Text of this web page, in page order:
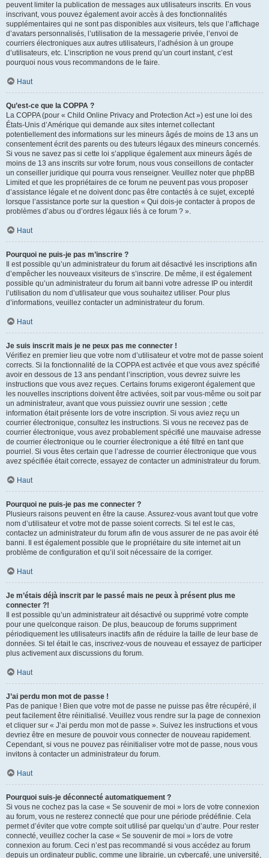
peuvent limiter la publication de messages aux utilisateurs inscrits. En vous
inscrivant, vous pouvez également avoir accès à des fonctionnalités
supplémentaires qui ne sont pas disponibles aux visiteurs, tels que l’affichage
d’avatars personnalisés, l’utilisation de la messagerie privée, l’envoi de
courriers électroniques aux autres utilisateurs, l’adhésion à un groupe
d’utilisateurs, etc. L’inscription ne vous prend qu’un court instant, c’est
pourquoi nous vous recommandons de le faire.
Haut
Qu’est-ce que la COPPA ?
La COPPA (pour « Child Online Privacy and Protection Act ») est une loi des
États-Unis d’Amérique qui demande aux sites internet collectant
potentiellement des informations sur les mineurs âgés de moins de 13 ans un
consentement écrit des parents ou des tuteurs légaux des mineurs concernés.
Si vous ne savez pas si cette loi s’applique également aux mineurs âgés de
moins de 13 ans inscrits sur votre forum, nous vous conseillons de contacter
un conseiller juridique qui pourra vous renseigner. Veuillez noter que phpBB
Limited et que les propriétaires de ce forum ne peuvent pas vous proposer
d’assistance légale et ne doivent donc pas être contactés à ce sujet, excepté
lorsque l’assistance porte sur la question « Qui dois-je contacter à propos de
problèmes d’abus ou d’ordres légaux liés à ce forum ? ».
Haut
Pourquoi ne puis-je pas m’inscrire ?
Il est possible qu’un administrateur du forum ait désactivé les inscriptions afin
d’empêcher les nouveaux visiteurs de s’inscrire. De même, il est également
possible qu’un administrateur du forum ait banni votre adresse IP ou interdit
l’utilisation du nom d’utilisateur que vous souhaitez utiliser. Pour plus
d’informations, veuillez contacter un administrateur du forum.
Haut
Je suis inscrit mais je ne peux pas me connecter !
Vérifiez en premier lieu que votre nom d’utilisateur et votre mot de passe soient
corrects. Si la fonctionnalité de la COPPA est activée et que vous avez spécifié
avoir en dessous de 13 ans pendant l’inscription, vous devrez suivre les
instructions que vous avez reçues. Certains forums exigeront également que
les nouvelles inscriptions doivent être activées, soit par vous-même ou soit par
un administrateur, avant que vous puissiez ouvrir une session ; cette
information était présente lors de votre inscription. Si vous aviez reçu un
courrier électronique, consultez les instructions. Si vous ne recevez pas de
courrier électronique, vous avez probablement spécifié une mauvaise adresse
de courrier électronique ou le courrier électronique a été filtré en tant que
pourriel. Si vous êtes certain que l’adresse de courrier électronique que vous
avez spécifiée était correcte, essayez de contacter un administrateur du forum.
Haut
Pourquoi ne puis-je pas me connecter ?
Plusieurs raisons peuvent en être la cause. Assurez-vous avant tout que votre
nom d’utilisateur et votre mot de passe soient corrects. Si tel est le cas,
contactez un administrateur du forum afin de vous assurer de ne pas avoir été
banni. Il est également possible que le propriétaire du site internet ait un
problème de configuration et qu’il soit nécessaire de la corriger.
Haut
Je m’étais déjà inscrit par le passé mais ne peux à présent plus me
connecter ?!
Il est possible qu’un administrateur ait désactivé ou supprimé votre compte
pour une quelconque raison. De plus, beaucoup de forums suppriment
périodiquement les utilisateurs inactifs afin de réduire la taille de leur base de
données. Si tel était le cas, inscrivez-vous de nouveau et essayez de participer
plus activement aux discussions du forum.
Haut
J’ai perdu mon mot de passe !
Pas de panique ! Bien que votre mot de passe ne puisse pas être récupéré, il
peut facilement être réinitialisé. Veuillez vous rendre sur la page de connexion
et cliquer sur « J’ai perdu mon mot de passe ». Suivez les instructions et vous
devriez être en mesure de pouvoir vous connecter de nouveau rapidement.
Cependant, si vous ne pouvez pas réinitialiser votre mot de passe, nous vous
invitons à contacter un administrateur du forum.
Haut
Pourquoi suis-je déconnecté automatiquement ?
Si vous ne cochez pas la case « Se souvenir de moi » lors de votre connexion
au forum, vous ne resterez connecté que pour une période prédéfinie. Cela
permet d’éviter que votre compte soit utilisé par quelqu’un d’autre. Pour rester
connecté, veuillez cocher la case « Se souvenir de moi » lors de votre
connexion au forum. Ceci n’est pas recommandé si vous accédez au forum
depuis un ordinateur public, comme une librairie, un cybercafé, une université,